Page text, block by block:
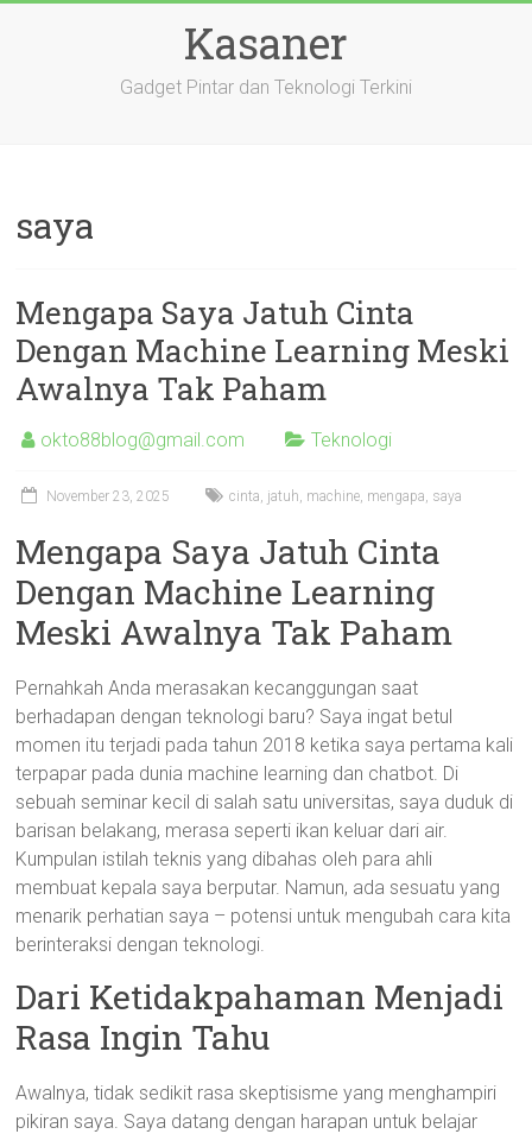
Kasaner
Gadget Pintar dan Teknologi Terkini
saya
Mengapa Saya Jatuh Cinta
Dengan Machine Learning Meski
Awalnya Tak Paham
okto88blog@gmail.com Teknologi
November 23, 2025 cinta, jatuh, machine, mengapa, saya
Mengapa Saya Jatuh Cinta
Dengan Machine Learning
Meski Awalnya Tak Paham
Pernahkah Anda merasakan kecanggungan saat
berhadapan dengan teknologi baru? Saya ingat betul
momen itu terjadi pada tahun 2018 ketika saya pertama kali
terpapar pada dunia machine learning dan chatbot. Di
sebuah seminar kecil di salah satu universitas, saya duduk di
barisan belakang, merasa seperti ikan keluar dari air.
Kumpulan istilah teknis yang dibahas oleh para ahli
membuat kepala saya berputar. Namun, ada sesuatu yang
menarik perhatian saya – potensi untuk mengubah cara kita
berinteraksi dengan teknologi.
Dari Ketidakpahaman Menjadi
Rasa Ingin Tahu
Awalnya, tidak sedikit rasa skeptisisme yang menghampiri
pikiran saya. Saya datang dengan harapan untuk belajar